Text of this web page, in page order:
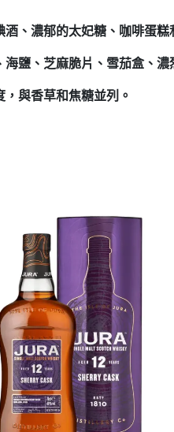
酒、濃郁的太妃糖、咖啡蛋糕
海鹽、芝麻脆片、雪茄盒、
與香草和焦糖並列。